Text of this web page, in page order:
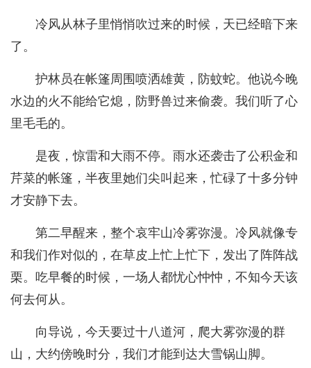
冷风从林子里悄悄吹过来的时候，天已经暗下来
了。
护林员在帐篷周围喷洒雄黄，防蚊蛇。他说今晚
水边的火不能给它熄，防野兽过来偷袭。我们听了心
里毛毛的。
是夜，惊雷和大雨不停。雨水还袭击了公积金和
芹菜的帐篷，半夜里她们尖叫起来，忙碌了十多分钟
才安静下去。
第二早醒来，整个哀牢山冷雾弥漫。冷风就像专
和我们作对似的，在草皮上忙上忙下，发出了阵阵战
栗。吃早餐的时候，一场人都忧心忡忡，不知今天该
何去何从。
向导说，今天要过十八道河，爬大雾弥漫的群
山，大约傍晚时分，我们才能到达大雪锅山脚。